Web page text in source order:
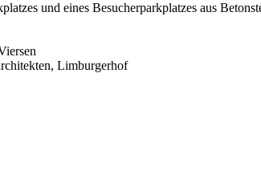
und eines Besucherparkplatzes aus
Limburgerhof